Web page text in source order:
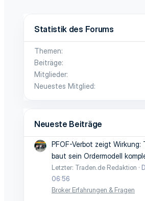
Statistik des Forums
Themen
Beiträge
Mitglieder
Neuestes Mitglied
Neueste Beiträge
PFOF-Verbot zeigt Wirkung:
baut sein Ordermodell
Letzter: Traden.de Redaktion
06:56
Broker Erfahrungen & Fragen